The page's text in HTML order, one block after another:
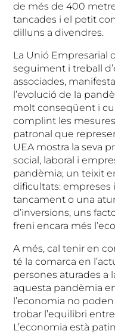
de més de 400
tancades i el petit
dilluns a divendres.
La Unió Empresarial
seguiment i treball
associades,
l’evolució de la
molt conseqüent i
complint les
patronal que
UEA mostra la seva
social, laboral i
pandèmia; un teixit
dificultats: empreses
tancament o una
d’inversions, uns
freni encara més
A més, cal tenir en
té la comarca en
persones aturades a
aquesta pandèmia
l’economia no
trobar l’equilibri
L’economia està